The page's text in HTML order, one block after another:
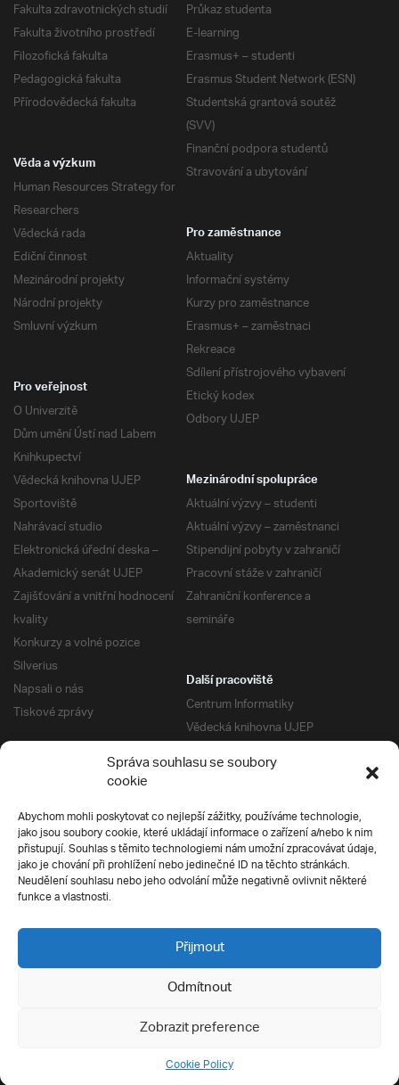
Správa souhlasu se soubory
cookie
Abychom mohli poskytovat co nejlepší zážitky, používáme technologie,
jako jsou soubory cookie, které ukládají informace o zařízení a/nebo k nim
přistupují. Souhlas s těmito technologiemi nám umožní zpracovávat údaje,
jako je chování při prohlížení nebo jedinečné ID na těchto stránkách.
Neudělení souhlasu nebo jeho odvolání může negativně ovlivnit některé
funkce a vlastnosti.
Přijmout
Odmítnout
Zobrazit preference
Cookie Policy
Fakulta zdravotnických studií
Fakulta životního prostředí
Filozofická fakulta
Pedagogická fakulta
Přírodovědecká fakulta
Průkaz studenta
E-learning
Erasmus+ – studenti
Erasmus Student Network (ESN)
Studentská grantová soutěž
(SVV)
Finanční podpora studentů
Stravování a ubytování
Věda a výzkum
Human Resources Strategy for
Researchers
Vědecká rada
Ediční činnost
Mezinárodní projekty
Národní projekty
Smluvní výzkum
Pro zaměstnance
Aktuality
Informační systémy
Kurzy pro zaměstnance
Erasmus+ – zaměstnaci
Rekreace
Sdílení přístrojového vybavení
Etický kodex
Odbory UJEP
Pro veřejnost
O Univerzitě
Dům umění Ústí nad Labem
Knihkupectví
Vědecká knihovna UJEP
Sportoviště
Nahrávací studio
Elektronická úřední deska –
Akademický senát UJEP
Zajišťování a vnitřní hodnocení
kvality
Konkurzy a volné pozice
Silverius
Napsali o nás
Tiskové zprávy
Mezinárodní spolupráce
Aktuální výzvy – studenti
Aktuální výzvy – zaměstnanci
Stipendijní pobyty v zahraničí
Pracovní stáže v zahraničí
Zahraniční konference a
semináře
Další pracoviště
Centrum Informatiky
Vědecká knihovna UJEP
Správa kolejí a menz
Univerzitní centrum podpory
Silverius
Pro uchazeče
Přijímací řízení
E-prihlaska
Přípravné kurzy
Ochrana soukromí
Všechna práva vyhrazena